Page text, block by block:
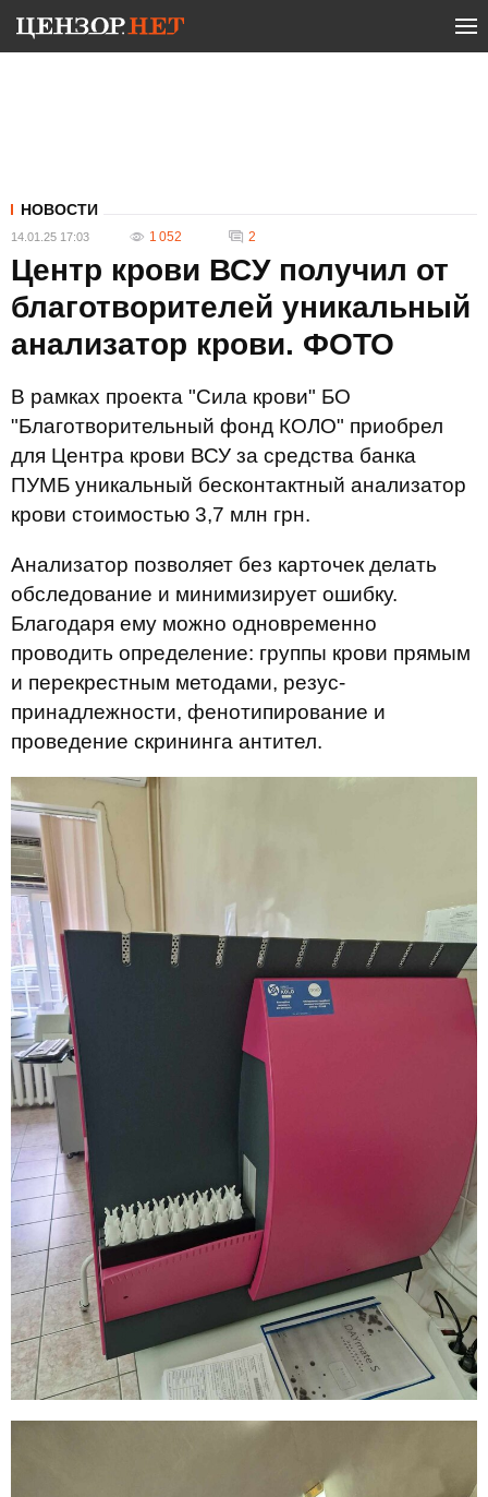
НОВОСТИ
14.01.25 17:03 1 052 2
Центр крови ВСУ получил от
благотворителей уникальный
анализатор крови. ФОТО
В рамках проекта "Сила крови" БО
"Благотворительный фонд КОЛО" приобрел
для Центра крови ВСУ за средства банка
ПУМБ уникальный бесконтактный анализатор
крови стоимостью 3,7 млн грн.
Анализатор позволяет без карточек делать
обследование и минимизирует ошибку.
Благодаря ему можно одновременно
проводить определение: группы крови прямым
и перекрестным методами, резус-
принадлежности, фенотипирование и
проведение скрининга антител.